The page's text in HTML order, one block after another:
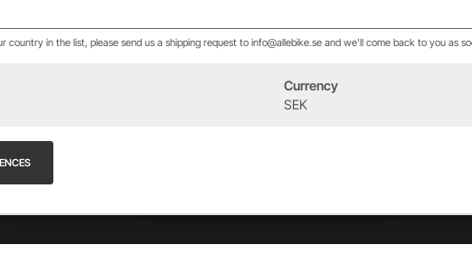
country in the list, please send us a shipping request to info@allebike.se and we'll come back to you as
Currency
SEK
Om oss